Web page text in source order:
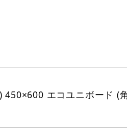
エコユニボード (